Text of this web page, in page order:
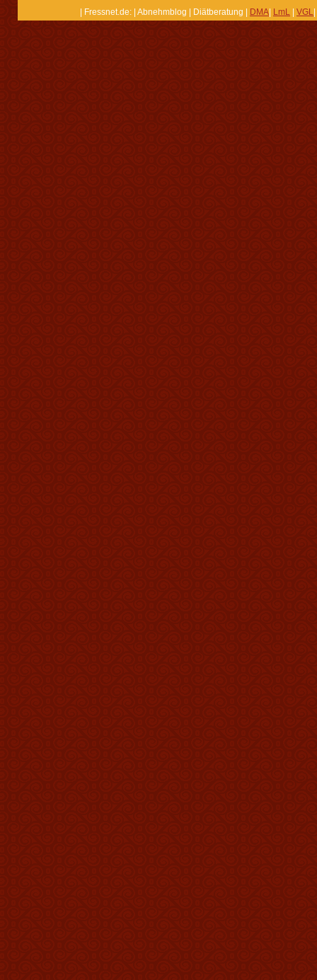
| Fressnet.de: | Abnehmblog | Diätberatung | DMA LmL VGL